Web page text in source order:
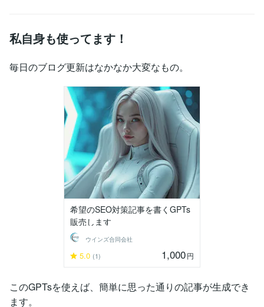
私自身も使ってます！
毎日のブログ更新はなかなか大変なもの。
希望のSEO対策記事を書くGPTs
販売します
ウインズ合同会社
5.0 (1) 1,000円
このGPTsを使えば、簡単に思った通りの記事が生成でき
ます。